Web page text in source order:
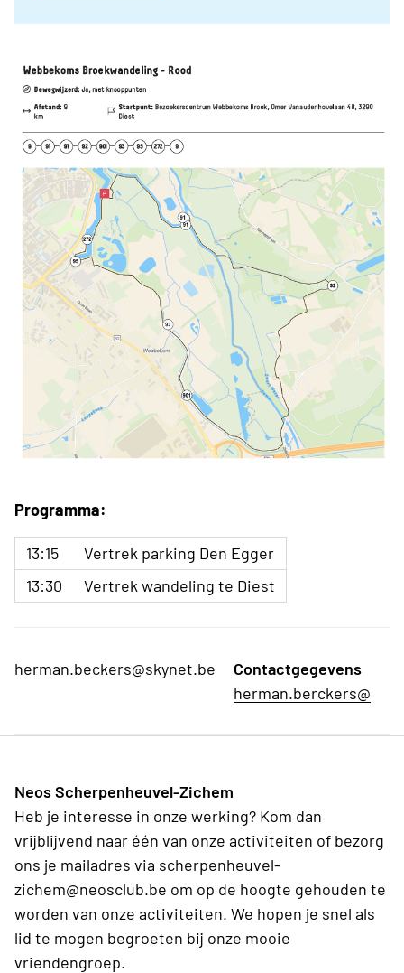
Programma:
13:15
Vertrek parking Den Egger
13:30
Vertrek wandeling te Diest
herman.beckers@skynet.be
Contactgegevens
herman.berckers@
Neos Scherpenheuvel-Zichem
Heb je interesse in onze werking? Kom dan
vrijblijvend naar één van onze activiteiten of bezorg
ons je mailadres via scherpenheuvel-
zichem@neosclub.be om op de hoogte gehouden te
worden van onze activiteiten. We hopen je snel als
lid te mogen begroeten bij onze mooie
vriendengroep.